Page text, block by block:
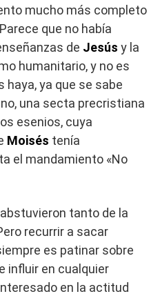
mucho más completo
que no había
de Jesús y la
humanitario, y no es
haya, ya que se sabe
una secta precristiana
esenios, cuya
Moisés tenía
el mandamiento «No
tanto de la
recurrir a sacar
es patinar sobre
influir en cualquier
en la actitud